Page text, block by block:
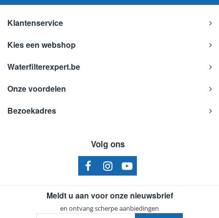
Klantenservice
Kies een webshop
Waterfilterexpert.be
Onze voordelen
Bezoekadres
Volg ons
Meldt u aan voor onze nieuwsbrief
en ontvang scherpe aanbiedingen